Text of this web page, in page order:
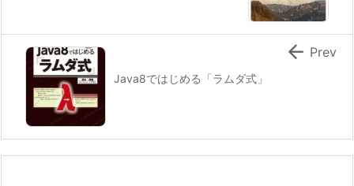
Java8ではじめる「ラムダ式」
 Prev